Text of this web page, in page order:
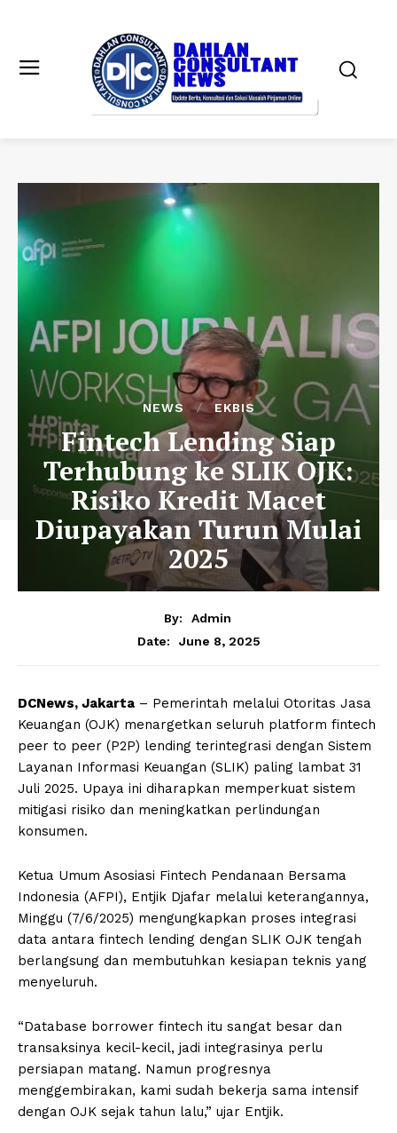
NEWS EKBIS
Fintech Lending Siap
Terhubung ke SLIK OJK:
Risiko Kredit Macet
Diupayakan Turun Mulai
2025
By:
Admin
Date:
June 8, 2025
DCNews, Jakarta – Pemerintah melalui Otoritas Jasa
Keuangan (OJK) menargetkan seluruh platform fintech
peer to peer (P2P) lending terintegrasi dengan Sistem
Layanan Informasi Keuangan (SLIK) paling lambat 31
Juli 2025. Upaya ini diharapkan memperkuat sistem
mitigasi risiko dan meningkatkan perlindungan
konsumen.
Ketua Umum Asosiasi Fintech Pendanaan Bersama
Indonesia (AFPI), Entjik Djafar melalui keterangannya,
Minggu (7/6/2025) mengungkapkan proses integrasi
data antara fintech lending dengan SLIK OJK tengah
berlangsung dan membutuhkan kesiapan teknis yang
menyeluruh.
“Database borrower fintech itu sangat besar dan
transaksinya kecil-kecil, jadi integrasinya perlu
persiapan matang. Namun progresnya
menggembirakan, kami sudah bekerja sama intensif
dengan OJK sejak tahun lalu,” ujar Entjik.